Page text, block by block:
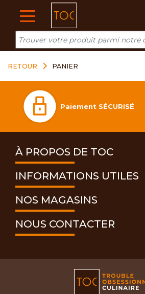
RETOUR PANIER
Paiement SÉCURISÉ
À PROPOS DE TOC
INFORMATIONS UTILES
NOS MAGASINS
NOUS CONTACTER
Cookies management panel